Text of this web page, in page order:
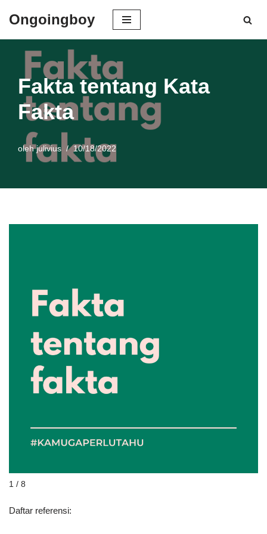
konten
Ongoingboy
Fakta tentang Kata
Fakta
olehjulivius 10/18/2022
1 / 8
Daftar referensi: